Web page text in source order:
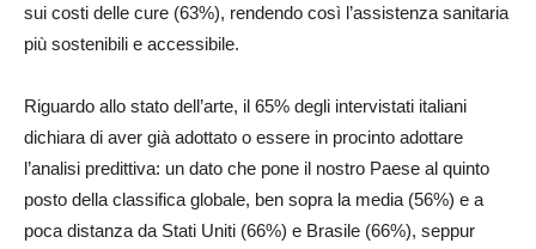
sui costi delle cure (63%), rendendo così l’assistenza sanitaria
più sostenibili e accessibile.
Riguardo allo stato dell’arte, il 65% degli intervistati italiani
dichiara di aver già adottato o essere in procinto adottare
l’analisi predittiva: un dato che pone il nostro Paese al quinto
posto della classifica globale, ben sopra la media (56%) e a
poca distanza da Stati Uniti (66%) e Brasile (66%), seppur